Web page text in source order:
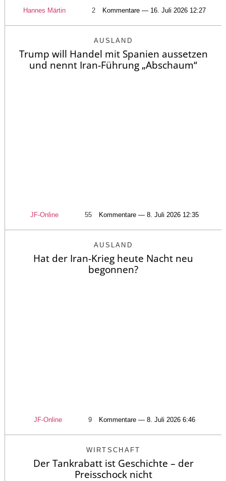
Hannes Märtin 2 Kommentare — 16. Juli 2026 12:27
AUSLAND
Trump will Handel mit Spanien aussetzen
und nennt Iran-Führung „Abschaum“
JF-Online 55 Kommentare — 8. Juli 2026 12:35
AUSLAND
Hat der Iran-Krieg heute Nacht neu
begonnen?
JF-Online 9 Kommentare — 8. Juli 2026 6:46
WIRTSCHAFT
Der Tankrabatt ist Geschichte – der
Preisschock nicht